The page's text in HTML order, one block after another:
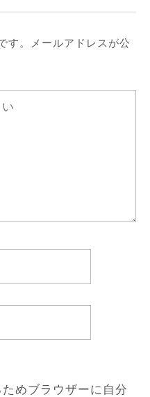
す。メールアドレスが公
めブラウザーに自分